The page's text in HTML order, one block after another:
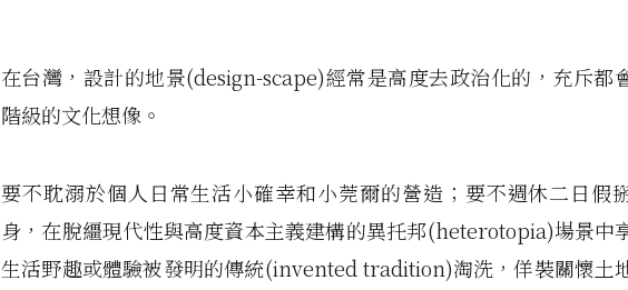
在台灣，設計的地景(design-scape)經常是高度去政治化的，充斥都
階級的文化想像。
要不耽溺於個人日常生活小確幸和小莞爾的營造；要不週休二日假
身，在脫繮現代性與高度資本主義建構的異托邦(heterotopia)場景中
生活野趣或體驗被發明的傳統(invented tradition)淘洗，佯裝關懷土